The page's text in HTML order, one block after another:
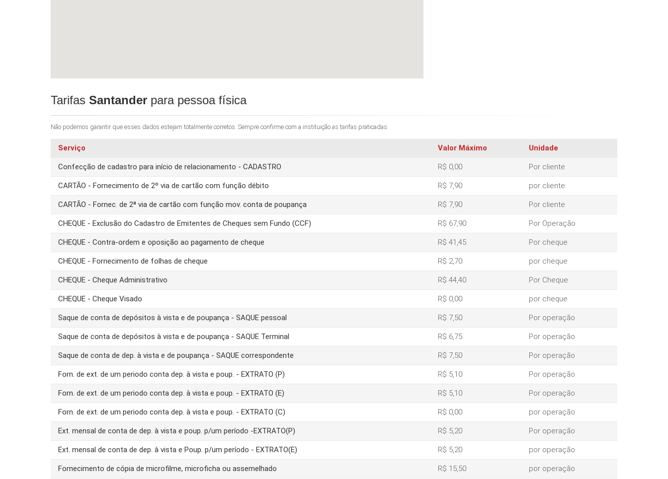
Tarifas Santander para pessoa física
Não podemos garantir que esses dados estejam totalmente corretos. Sempre confirme com a instituição as tarifas praticadas.
Serviço Valor Máximo Unidade
Confecção de cadastro para início de relacionamento - CADASTRO R$ 0,00 Por cliente
CARTÃO - Fornecimento de 2º via de cartão com função débito R$ 7,90 por cliente
CARTÃO - Fornec. de 2ª via de cartão com função mov. conta de poupança R$ 7,90 Por cliente
CHEQUE - Exclusão do Cadastro de Emitentes de Cheques sem Fundo (CCF) R$ 67,90 Por Operação
CHEQUE - Contra-ordem e oposição ao pagamento de cheque R$ 41,45 Por cheque
CHEQUE - Fornecimento de folhas de cheque R$ 2,70 por cheque
CHEQUE - Cheque Administrativo R$ 44,40 Por Cheque
CHEQUE - Cheque Visado R$ 0,00 por cheque
Saque de conta de depósitos à vista e de poupança - SAQUE pessoal R$ 7,50 Por operação
Saque de conta de depósitos à vista e de poupança - SAQUE Terminal R$ 6,75 Por operação
Saque de conta de dep. à vista e de poupança - SAQUE correspondente R$ 7,50 Por operação
Forn. de ext. de um periodo conta dep. à vista e poup. - EXTRATO (P) R$ 5,10 Por operação
Forn. de ext. de um periodo conta dep. à vista e poup. - EXTRATO (E) R$ 5,10 Por operação
Forn. de ext. de um periodo conta dep. à vista e poup. - EXTRATO (C) R$ 0,00 por operação
Ext. mensal de conta de dep. à vista e poup. p/um período -EXTRATO(P) R$ 5,20 Por operação
Ext. mensal de conta de dep. à vista e Poup. p/um período - EXTRATO(E) R$ 5,20 por operação
Fornecimento de cópia de microfilme, microficha ou assemelhado R$ 15,50 por operação